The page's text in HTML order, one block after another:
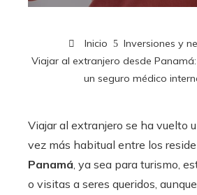
Inicio
Inversiones y
Viajar al extranjero desde
un seguro médico
Viajar al extranjero se ha vuelto
vez más habitual entre los
Panamá, ya sea para turismo,
o visitas a seres queridos,